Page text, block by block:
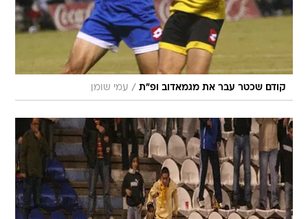
קודם שכטר עבר את מגמאדוב ופ"ת / עמי שומן